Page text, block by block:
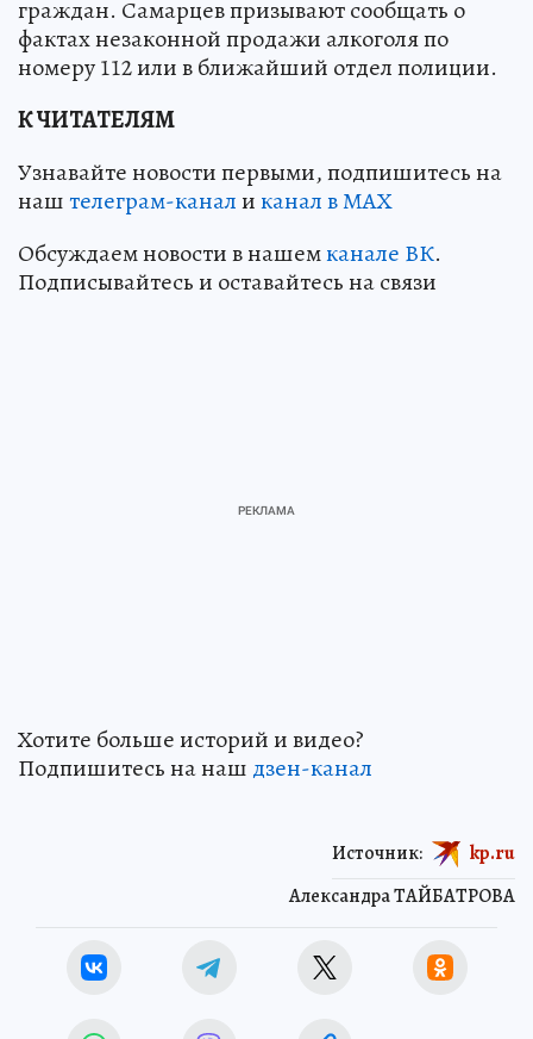
граждан. Самарцев призывают сообщать о
фактах незаконной продажи алкоголя по
номеру 112 или в ближайший отдел полиции.
К ЧИТАТЕЛЯМ
Узнавайте новости первыми, подпишитесь на
наштелеграм-каналиканал в МАХ
Обсуждаем новости в нашемканале ВК.
Подписывайтесь и оставайтесь на связи
Хотите больше историй и видео?
Подпишитесь на наш дзен-канал
Александра ТАЙБАТРОВА
Источник: kp.ru